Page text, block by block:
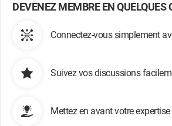
DEVENEZ MEMBRE EN QUELQUES
Connectez-vous simplement
Suivez vos discussions
Mettez en avant votre